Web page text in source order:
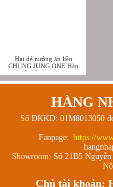
Hạt dẻ nướng ăn liền
CHUNG JUNG ONE Hàn
Quốc lốc 3 túi * 60g
HÀNG
Số ĐKKD: 01M8013050
Fanpage: https://
Showroom: Số 21B5
Chủ tài khoản: